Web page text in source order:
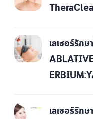
เลเซอร์รัก
เลเซอร์รัก